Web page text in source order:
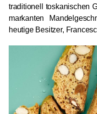
traditionell toskanischen
markanten
heutige Besitzer,